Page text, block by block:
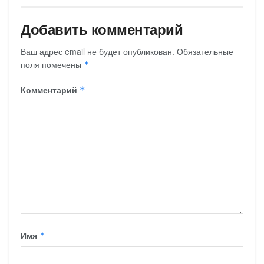
Добавить комментарий
Ваш адрес email не будет опубликован. Обязательные
поля помечены *
Комментарий *
Имя *